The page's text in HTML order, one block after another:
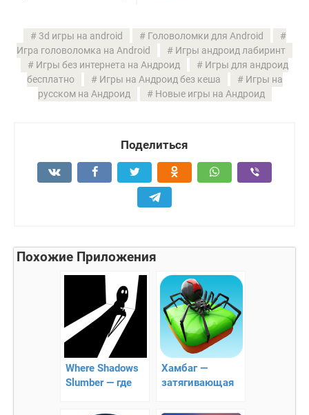
3d игры на android
Головоломки для Android
Игра головоломка на Android
Игры андроид лабиринт
Игры без интернета на Андроид
Игры для андроид
бесплатно
Игры на Андроид без кеша
Игры на
русском на Андроид
Новые игры на Андроид
Поделиться
Похожие Приложения
Where Shadows
Slumber — где
Хамбаг —
затягивающая